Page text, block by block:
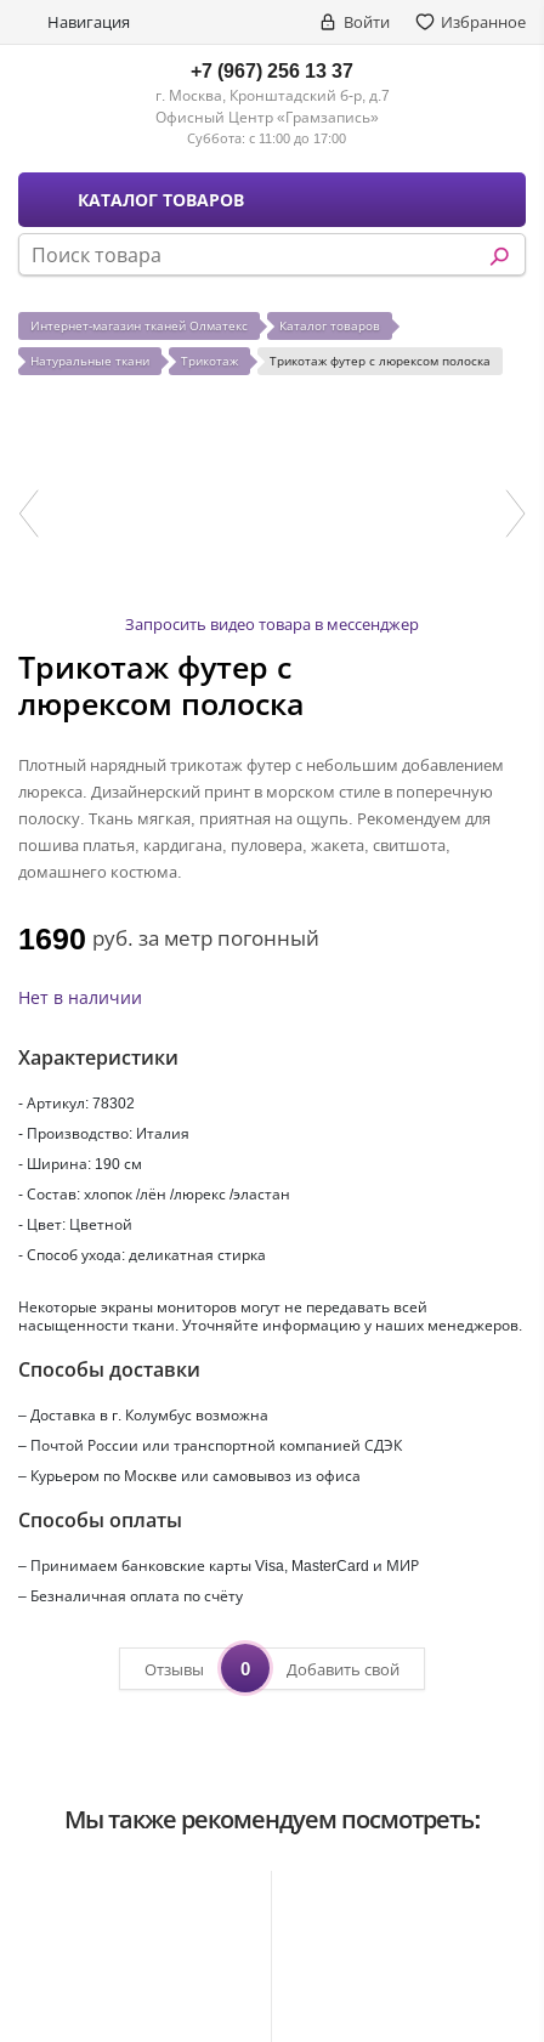
Навигация Войти Избранное
+7 (967) 256 13 37
г. Москва, Кронштадский б-р, д.7
Офисный Центр «Грамзапись»
Суббота: с 11:00 до 17:00
КАТАЛОГ ТОВАРОВ
Интернет-магазин тканей Олматекс Каталог товаров
Натуральные ткани Трикотаж Трикотаж футер с люрексом полоска
Запросить видео товара в мессенджер
Трикотаж футер с
люрексом полоска
Плотный нарядный трикотаж футер с небольшим добавлением
люрекса. Дизайнерский принт в морском стиле в поперечную
полоску. Ткань мягкая, приятная на ощупь. Рекомендуем для
пошива платья, кардигана, пуловера, жакета, свитшота,
домашнего костюма.
1690 руб. за метр погонный
Нет в наличии
Характеристики
- Артикул: 78302
- Производство: Италия
- Ширина: 190 см
- Состав: хлопок /лён /люрекс /эластан
- Цвет: Цветной
- Способ ухода: деликатная стирка
Некоторые экраны мониторов могут не передавать всей
насыщенности ткани. Уточняйте информацию у наших менеджеров.
Способы доставки
– Доставка в г. Колумбус возможна
– Почтой России или транспортной компанией СДЭК
– Курьером по Москве или самовывоз из офиса
Способы оплаты
– Принимаем банковские карты Visa, MasterCard и МИР
– Безналичная оплата по счёту
Отзывы 0 Добавить свой
Мы также рекомендуем посмотреть: